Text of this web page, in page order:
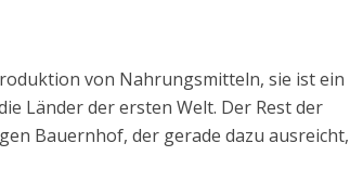
von Nahrungsmitteln, sie ist ein
Länder der ersten Welt. Der Rest der
Bauernhof, der gerade dazu